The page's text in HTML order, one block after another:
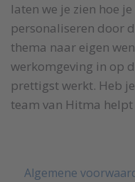
laten we je zien hoe
personaliseren door
thema naar eigen
werkomgeving in op
prettigst werkt. Heb
team van Hitma
Algemene